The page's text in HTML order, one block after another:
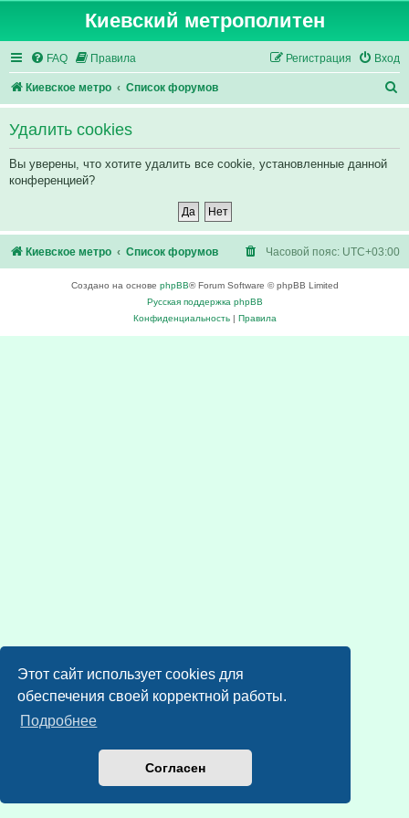
Этот сайт использует cookies для
обеспечения своей корректной работы.
Подробнее
Согласен
Киевский метрополитен
FAQ Правила Вход
Регистрация
Киевское метро Список форумов
о
Удалить cookies
Вы уверены, что хотите удалить все cookie, установленные данной
конференцией?
Киевское метро Список форумов Часовой пояс: UTC+03:00
Создано на основе phpBB® Forum Software © phpBB Limited
Русская поддержка phpBB
Конфиденциальность| Правила